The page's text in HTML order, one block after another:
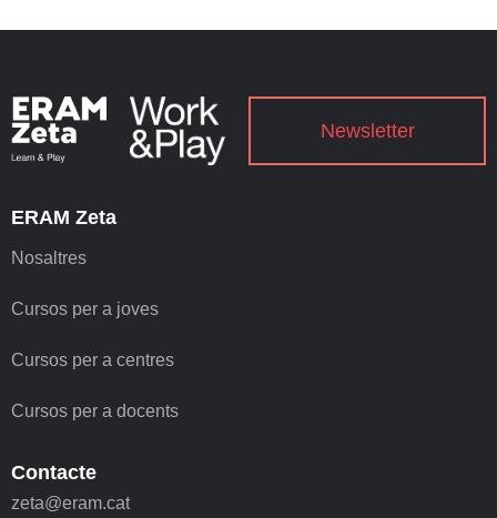
Newsletter
ERAM Zeta
Nosaltres
Cursos per a joves
Cursos per a centres
Cursos per a docents
Contacte
zeta@eram.cat